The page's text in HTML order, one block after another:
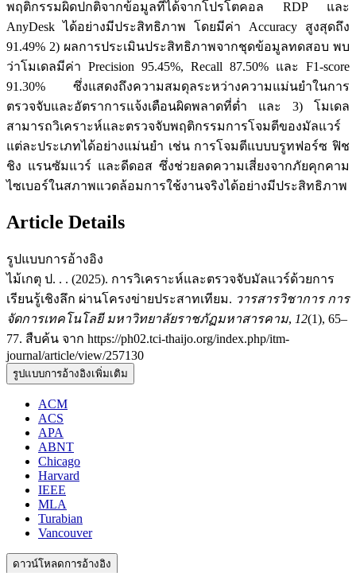
พฤติกรรมผิดปกติจากข้อมูลที่ได้จากโปรโตคอล RDP และ
AnyDesk ได้อย่างมีประสิทธิภาพ โดยมีค่า Accuracy สูงสุดถึง
91.49% 2) ผลการประเมินประสิทธิภาพจากชุดข้อมูลทดสอบ พบ
ว่าโมเดลมีค่า Precision 95.45%, Recall 87.50% และ F1-score
91.30% ซึ่งแสดงถึงความสมดุลระหว่างความแม่นยำในการ
ตรวจจับและอัตราการแจ้งเตือนผิดพลาดที่ต่ำ และ 3) โมเดล
สามารถวิเคราะห์และตรวจจับพฤติกรรมการโจมตีของมัลแวร์
แต่ละประเภทได้อย่างแม่นยำ เช่น การโจมตีแบบบรูทฟอร์ซ ฟิช
ชิง แรนซัมแวร์ และดีดอส ซึ่งช่วยลดความเสี่ยงจากภัยคุกคาม
ไซเบอร์ในสภาพแวดล้อมการใช้งานจริงได้อย่างมีประสิทธิภาพ
Article Details
รูปแบบการอ้างอิง
ไม้เกตุ ป. . . (2025). การวิเคราะห์และตรวจจับมัลแวร์ด้วยการ
เรียนรู้เชิงลึก ผ่านโครงข่ายประสาทเทียม. วารสารวิชาการ การ
จัดการเทคโนโลยี มหาวิทยาลัยราชภัฏมหาสารคาม, 12(1), 65–
77. สืบค้น จาก https://ph02.tci-thaijo.org/index.php/itm-
journal/article/view/257130
รูปแบบการอ้างอิงเพิ่มเติม
ACM
ACS
APA
ABNT
Chicago
Harvard
IEEE
MLA
Turabian
Vancouver
ดาวน์โหลดการอ้างอิง